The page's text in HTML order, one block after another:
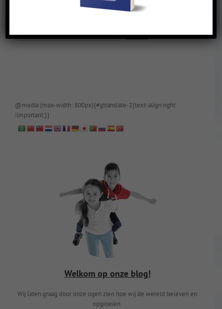
@media (max-width: 800px){#gtranslate-2{text-align:right
!important;}}
Welkom op onze blog!
Wij laten graag door onze ogen zien hoe wij de wereld beleven en
opgroeien.